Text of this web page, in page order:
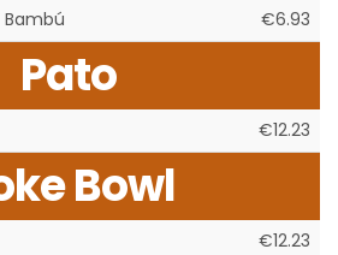
Bambú
€6.93
Pato
€12.23
Bowl
€12.23